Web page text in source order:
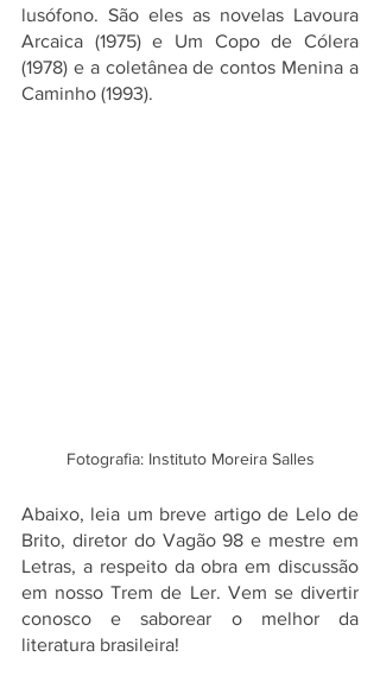
lusófono. São eles as novelas Lavoura
Arcaica (1975) e Um Copo de Cólera
(1978) e a coletânea de contos Menina a
Caminho (1993).
Fotografia: Instituto Moreira Salles
Abaixo, leia um breve artigo de Lelo de
Brito, diretor do Vagão 98 e mestre em
Letras, a respeito da obra em discussão
em nosso Trem de Ler. Vem se divertir
conosco e saborear o melhor da
literatura brasileira!